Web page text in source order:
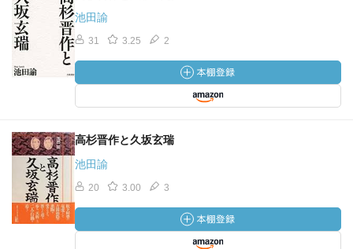
池田諭
31 3.25 2
高杉晋作と久坂玄瑞
池田諭
20 3.00 3